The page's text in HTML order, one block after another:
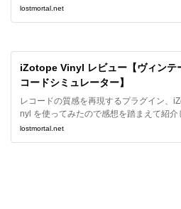
た。丁度カセットテープが気になっていた
lostmortal.net
iZotope Vinyl レビュー【ヴィンテ
コードシミュレーター】
レコードの質感を再現するプラグイン、
nyl を使ってみたので感想を踏まえて紹介
思います。オールドな質感というのは良い
lostmortal.net